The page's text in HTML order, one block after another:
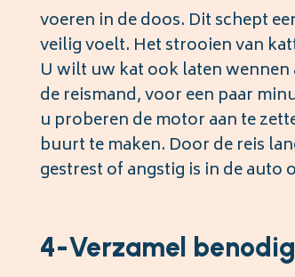
voeren in de doos. Dit schept
veilig voelt. Het strooien van
U wilt uw kat ook laten
de reismand, voor een paar
u proberen de motor aan te
buurt te maken. Door de reis
gestrest of angstig is in de auto
4-Verzamel